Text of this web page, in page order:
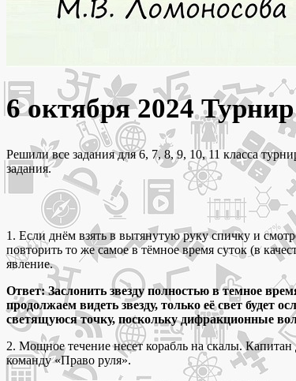
6 октября 2024
Решили все задания для 6, 7, 8, 9, 10, 11 класса
задания.
1. Если днём взять в вытянутую руку спичку и
повторить то же самое в тёмное время суток (в
явление.
Ответ: Заслонить звезду полностью в темное
продолжаем видеть звезду, только её свет будет
светящуюся точку, поскольку дифракционные
2. Мощное течение несет корабль на скалы.
команду «Право руля».